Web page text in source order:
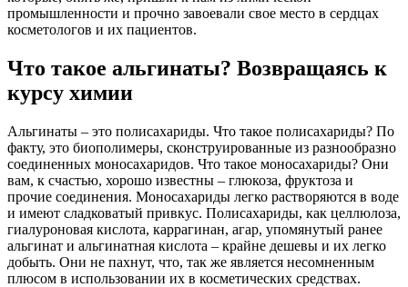
промышленности и прочно завоевали свое место в сердцах
косметологов и их пациентов.
Что такое альгинаты? Возвращаясь к
курсу химии
Альгинаты – это полисахариды. Что такое полисахариды? По
факту, это биополимеры, сконструированные из разнообразно
соединенных моносахаридов. Что такое моносахариды? Они
вам, к счастью, хорошо известны – глюкоза, фруктоза и
прочие соединения. Моносахариды легко растворяются в воде
и имеют сладковатый привкус. Полисахариды, как целлюлоза,
гиалуроновая кислота, каррагинан, агар, упомянутый ранее
альгинат и альгинатная кислота – крайне дешевы и их легко
добыть. Они не пахнут, что, так же является несомненным
плюсом в использовании их в косметических средствах.